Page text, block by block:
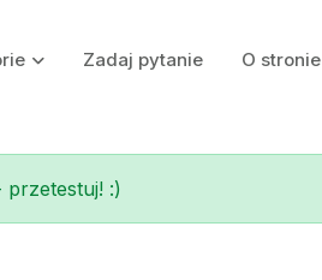
Zadaj pytanie O stronie
przetestuj! :)